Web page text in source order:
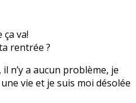
ça va!
rentrée ?
n’y a aucun problème, je
vie et je suis moi désolée